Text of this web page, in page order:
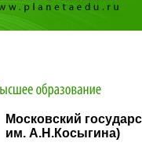
Московский
им. А.Н.Косыгина)